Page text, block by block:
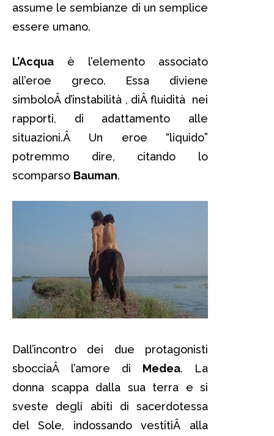
assume le sembianze di un semplice
essere umano.
L’Acqua è l’elemento associato
all’eroe greco. Essa diviene
simboloÂ d’instabilità , diÂ fluidità nei
rapporti, di adattamento alle
situazioni.Â Un eroe “liquido”
potremmo dire, citando lo
scomparso Bauman.
Dall’incontro dei due protagonisti
sbocciaÂ l’amore di Medea. La
donna scappa dalla sua terra e si
sveste degli abiti di sacerdotessa
del Sole, indossando vestitiÂ alla